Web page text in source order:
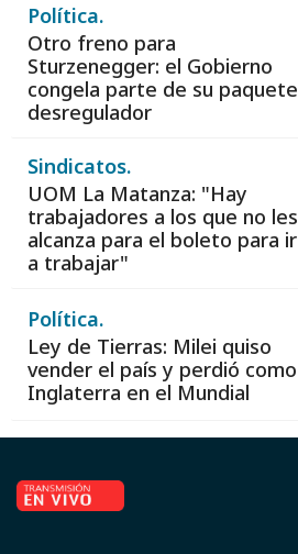
Política.
Otro freno para
Sturzenegger: el Gobierno
congela parte de su paquete
desregulador
Sindicatos.
UOM La Matanza: "Hay
trabajadores a los que no les
alcanza para el boleto para ir
a trabajar"
Política.
Ley de Tierras: Milei quiso
vender el país y perdió como
Inglaterra en el Mundial